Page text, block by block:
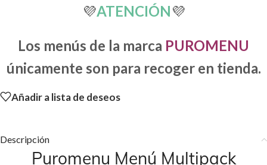
💜ATENCIÓN💜
Los menús de la marca PUROMENU
únicamente son para recoger en tienda.
Añadir a lista de deseos
Descripción
Puromenu Menú Multipack